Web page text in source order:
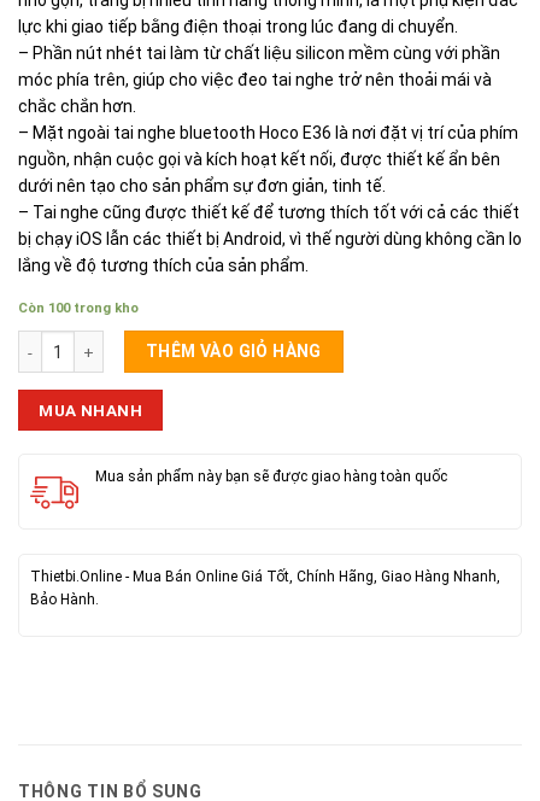
120,600₫.
lực khi giao tiếp bằng điện thoại trong lúc đang di chuyển.
– Phần nút nhét tai làm từ chất liệu silicon mềm cùng với phần
móc phía trên, giúp cho việc đeo tai nghe trở nên thoải mái và
chắc chắn hơn.
– Mặt ngoài tai nghe bluetooth Hoco E36 là nơi đặt vị trí của phím
nguồn, nhận cuộc gọi và kích hoạt kết nối, được thiết kế ẩn bên
dưới nên tạo cho sản phẩm sự đơn giản, tinh tế.
– Tai nghe cũng được thiết kế để tương thích tốt với cả các thiết
bị chạy iOS lẫn các thiết bị Android, vì thế người dùng không cần lo
lắng về độ tương thích của sản phẩm.
Còn 100 trong kho
Tai Bluetooth Hoco E36 số lượng
THÊM VÀO GIỎ HÀNG
MUA NHANH
Mua sản phẩm này bạn sẽ được giao hàng toàn quốc
Thietbi.Online - Mua Bán Online Giá Tốt, Chính Hãng, Giao Hàng Nhanh,
Bảo Hành.
THÔNG TIN BỔ SUNG